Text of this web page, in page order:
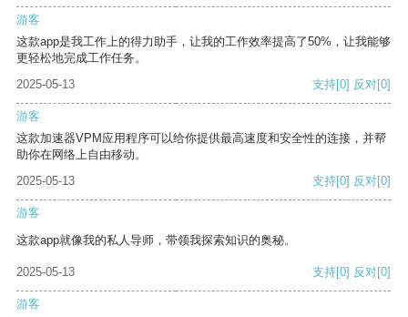
游客
这款app是我工作上的得力助手，让我的工作效率提高了50%，让我能够
更轻松地完成工作任务。
2025-05-13
支持[0] 反对[0]
游客
这款加速器VPM应用程序可以给你提供最高速度和安全性的连接，并帮
助你在网络上自由移动。
2025-05-13
支持[0] 反对[0]
游客
这款app就像我的私人导师，带领我探索知识的奥秘。
2025-05-13 支持[0] 反对[0]
游客